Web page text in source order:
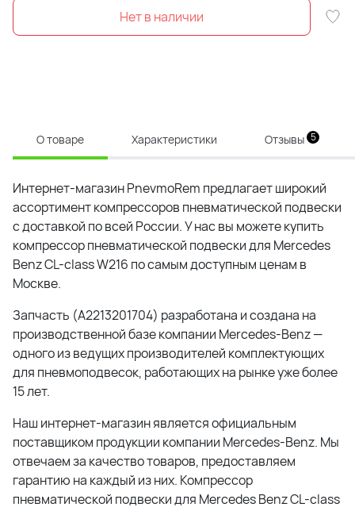
О товаре Характеристики Отзывы 5
Интернет-магазин PnevmoRem предлагает широкий
ассортимент компрессоров пневматической подвески
с доставкой по всей России. У нас вы можете купить
компрессор пневматической подвески для Mercedes
Benz CL-class W216 по самым доступным ценам в
Москве.
Запчасть (A2213201704) разработана и создана на
производственной базе компании Mercedes-Benz—
одного из ведущих производителей комплектующих
для пневмоподвесок, работающих на рынке уже более
15 лет.
Наш интернет-магазин является официальным
поставщиком продукции компании Mercedes-Benz. Мы
отвечаем за качество товаров, предоставляем
гарантию на каждый из них. Компрессор
пневматической подвески для Mercedes Benz CL-class